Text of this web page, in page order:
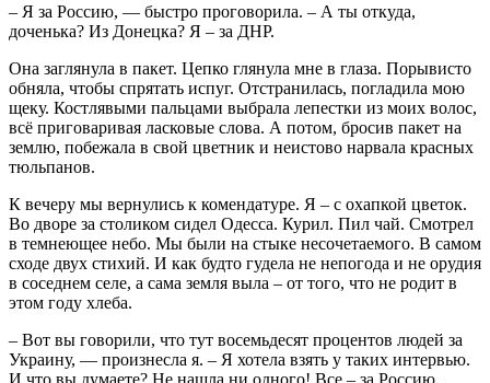
– Я за Россию, — быстро проговорила. – А ты откуда,
доченька? Из Донецка? Я – за ДНР.
Она заглянула в пакет. Цепко глянула мне в глаза. Порывисто
обняла, чтобы спрятать испуг. Отстранилась, погладила мою
щеку. Костлявыми пальцами выбрала лепестки из моих волос,
всё приговаривая ласковые слова. А потом, бросив пакет на
землю, побежала в свой цветник и неистово нарвала красных
тюльпанов.
К вечеру мы вернулись к комендатуре. Я – с охапкой цветок.
Во дворе за столиком сидел Одесса. Курил. Пил чай. Смотрел
в темнеющее небо. Мы были на стыке несочетаемого. В самом
сходе двух стихий. И как будто гудела не непогода и не орудия
в соседнем селе, а сама земля выла – от того, что не родит в
этом году хлеба.
– Вот вы говорили, что тут восемьдесят процентов людей за
Украину, — произнесла я. – Я хотела взять у таких интервью.
И что вы думаете? Не нашла ни одного! Все – за Россию.